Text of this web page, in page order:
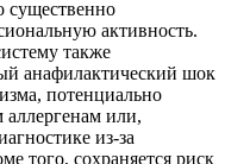
существенно
активность.
также
анафилактический шок
потенциально
аллергенам или,
из-за
того, сохраняется риск